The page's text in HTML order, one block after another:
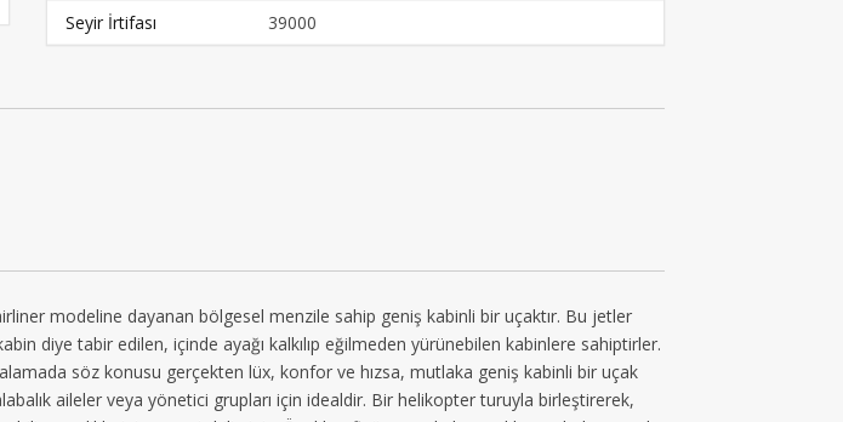
Seyir İrtifası
39000
modeline dayanan bölgesel menzile sahip geniş kabinli bir uçaktır. Bu jetler
diye tabir edilen, içinde ayağı kalkılıp eğilmeden yürünebilen kabinlere sahiptirler.
söz konusu gerçekten lüx, konfor ve hızsa, mutlaka geniş kabinli bir uçak
aileler veya yönetici grupları için idealdir. Bir helikopter turuyla birleştirerek,